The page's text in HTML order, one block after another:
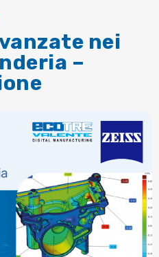
nei
–